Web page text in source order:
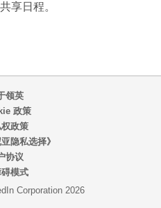
享日程。
领英
政策
权政策
隐私选择》
协议
模式
Corporation 2026